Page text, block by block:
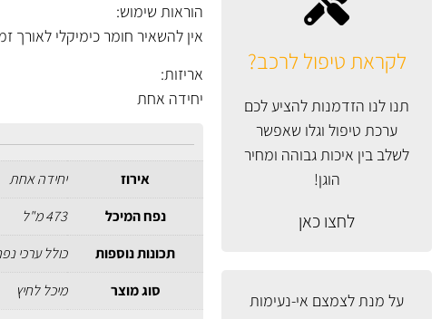
לקראת טיפול לרכב?
תנו לנו הזדמנות להציע לכם
ערכת טיפול וגלו שאפשר
לשלב בין איכות גבוהה ומחיר
הוגן!
לחצו כאן
על מנת לצמצם אי-נעימות
הוראות שימוש:
אין להשאיר חומר כימיקלי לאורך
אריזות:
יחידה אחת
אירוז
יחידה אחת
נפח המיכל
473 מ"ל
תכונות נוספות
כולל ערכי
סוג מוצר
מיכל לחיץ